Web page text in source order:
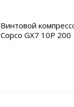
Винтовой
Copco GX7 10P 200